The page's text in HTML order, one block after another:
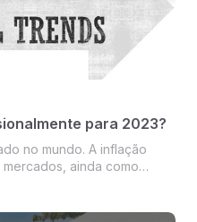
para 2023?
no mundo. A inflação
ainda como
e ...